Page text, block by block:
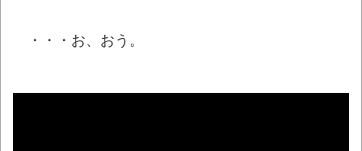
NEW!
・・・お、おう。